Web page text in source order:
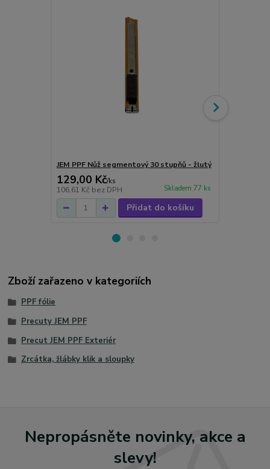
JEM PPF Nůž segmentový 30 stupňů - žlutý
129,00 Kč/ks
106,61 Kč bez DPH Skladem 77 ks
Přidat do košíku
Zboží zařazeno v kategoriích
PPF fólie
Precuty JEM PPF
Precut JEM PPF Exteriér
Zrcátka, žlábky klik a sloupky
Nepropásněte novinky, akce a
slevy!